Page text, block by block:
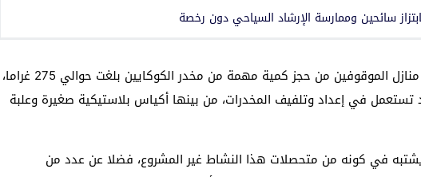
سائحين وممارسة الإرشاد السياحي دون رخصة
ومكنت عمليات التفتيش المنجزة داخل منازل الموقوفين من حجز كمية مهمة من مخدر الكوكايين بلغت حوالي 275 غراما،
تستعمل في إعداد وتلفيف المخدرات، من بينها أكياس بلاستيكية صغيرة وعلبة
يشتبه في كونه من متحصلات هذا النشاط غير المشروع، فضلا عن عدد من